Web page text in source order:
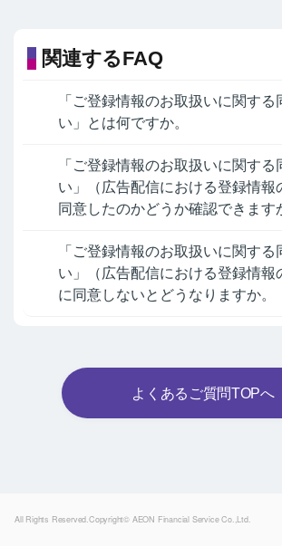
関連するFAQ
「ご登録情報のお取扱いに関する
い」とは何ですか。
「ご登録情報のお取扱いに関する
い」（広告配信における登録情報
同意したのかどうか確認できます
「ご登録情報のお取扱いに関する
い」（広告配信における登録情報
に同意しないとどうなりますか。
よくあるご質問TOPへ
All Rights Reserved.Copyright© AEON Financial Service Co.,Ltd.Powered by